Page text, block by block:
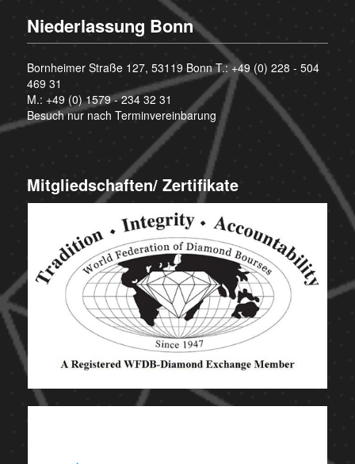
Niederlassung Bonn
Bornheimer Straße 127, 53119 Bonn T.:+49 (0) 228 - 504
469 31
M.: +49 (0) 1579 - 234 32 31
Besuch nur nach Terminvereinbarung
Mitgliedschaften/ Zertifikate